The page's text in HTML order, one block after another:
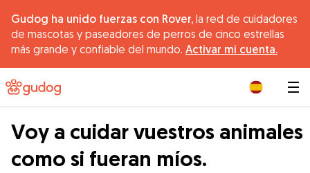
Gudog ha unido fuerzas con Rover, la red de cuidadores
de mascotas y paseadores de perros de cinco estrellas
más grande y confiable del mundo. Activar mi cuenta.
Voy a cuidar vuestros animales
como si fueran míos.